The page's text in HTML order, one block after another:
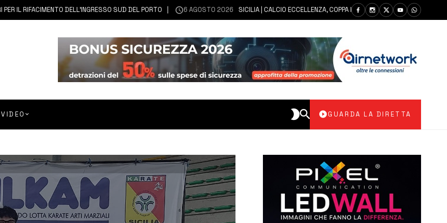
DELL’INGRESSO SUD DEL PORTO 6 AGOSTO 2026 SICILIA | CALCIO ECCELLENZA, COPPA ITALIA: IL 30 AGOSTO LA PRIMA DI
VIDEO GUARDA LA DIRETTA